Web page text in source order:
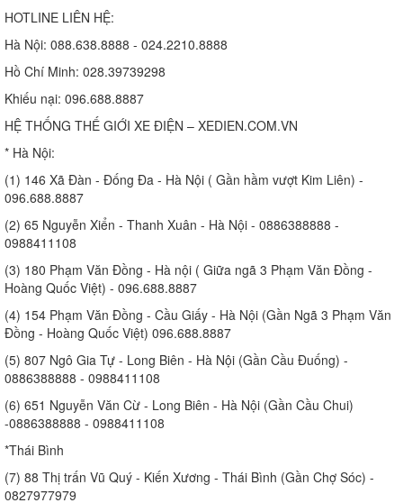
HOTLINE LIÊN HỆ:
Hà Nội: 088.638.8888 - 024.2210.8888
Hồ Chí Minh: 028.39739298
Khiếu nại: 096.688.8887
HỆ THỐNG THẾ GIỚI XE ĐIỆN – XEDIEN.COM.VN
* Hà Nội:
(1) 146 Xã Đàn - Đống Đa - Hà Nội ( Gần hầm vượt Kim Liên) -
096.688.8887
(2) 65 Nguyễn Xiển - Thanh Xuân - Hà Nội - 0886388888 -
0988411108
(3) 180 Phạm Văn Đồng - Hà nội ( Giữa ngã 3 Phạm Văn Đồng -
Hoàng Quốc Việt) - 096.688.8887
(4) 154 Phạm Văn Đồng - Cầu Giấy - Hà Nội (Gần Ngã 3 Phạm Văn
Đồng - Hoàng Quốc Việt) 096.688.8887
(5) 807 Ngô Gia Tự - Long Biên - Hà Nội (Gần Cầu Đuống) -
0886388888 - 0988411108
(6) 651 Nguyễn Văn Cừ - Long Biên - Hà Nội (Gần Cầu Chui)
-0886388888 - 0988411108
*Thái Bình
(7) 88 Thị trấn Vũ Quý - Kiến Xương - Thái Bình (Gần Chợ Sóc) -
0827977979